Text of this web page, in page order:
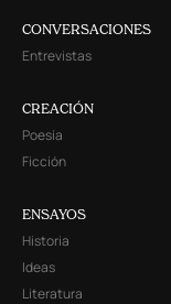
CONVERSACIONES
Entrevistas
CREACIÓN
Poesía
Ficción
ENSAYOS
Historia
Ideas
Literatura